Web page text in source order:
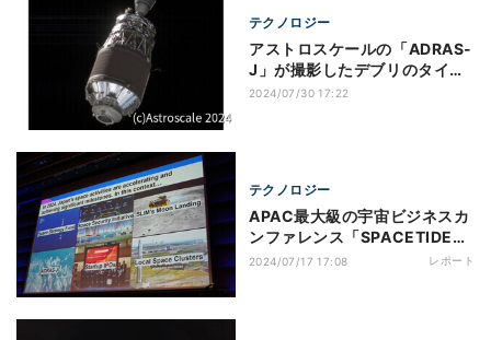
テクノロジー
アストロスケールの「ADRAS-
J」が撮影したデブリのタイム
ラプス映像が公開
2024/07/30 17:22
テクノロジー
APAC最大級の宇宙ビジネスカ
ンファレンス「SPACETIDE
2024」が閉幕
2024/07/17 17:08 レポート